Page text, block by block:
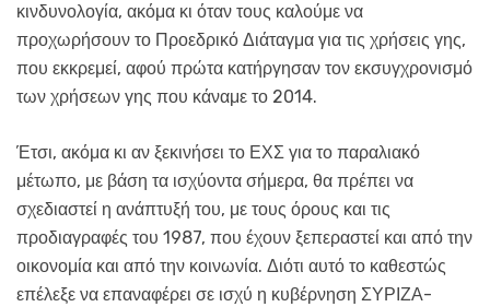
κινδυνολογία, ακόμα κι όταν τους καλούμε να
προχωρήσουν το Προεδρικό Διάταγμα για τις χρήσεις γης,
που εκκρεμεί, αφού πρώτα κατήργησαν τον εκσυγχρονισμό
των χρήσεων γης που κάναμε το 2014.
Έτσι, ακόμα κι αν ξεκινήσει το ΕΧΣ για το παραλιακό
μέτωπο, με βάση τα ισχύοντα σήμερα, θα πρέπει να
σχεδιαστεί η ανάπτυξή του, με τους όρους και τις
προδιαγραφές του 1987, που έχουν ξεπεραστεί και από την
οικονομία και από την κοινωνία. Διότι αυτό το καθεστώς
επέλεξε να επαναφέρει σε ισχύ η κυβέρνηση ΣΥΡΙΖΑ-